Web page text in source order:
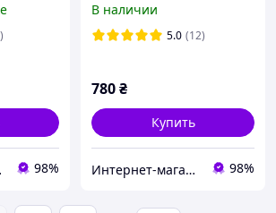
98%
см)
В наличии
5.0 (12)
780₴
Купить
Интернет-магазин «KatrinStyle» 98%